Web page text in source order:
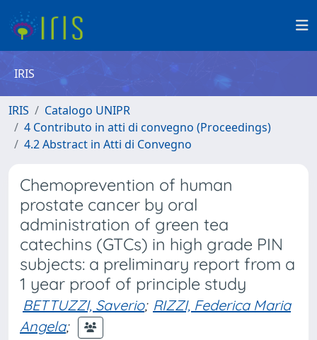
IRIS
IRIS
Catalogo UNIPR
4 Contributo in atti di convegno (Proceedings)
4.2 Abstract in Atti di Convegno
Chemoprevention of human
prostate cancer by oral
administration of green tea
catechins (GTCs) in high grade PIN
subjects: a preliminary report from a
1 year proof of principle study
BETTUZZI, Saverio; RIZZI, Federica Maria
Angela;